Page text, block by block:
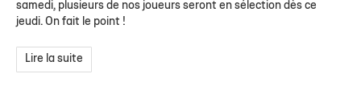
samedi, plusieurs de nos joueurs seront en sélection dès ce
jeudi. On fait le point !
Lire la suite